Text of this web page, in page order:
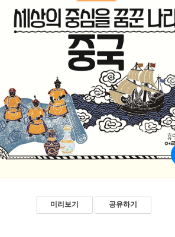
미리보기 공유하기